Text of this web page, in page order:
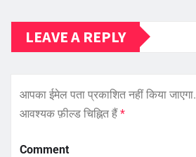
LEAVE A REPLY
आपका ईमेल पता प्रकाशित नहीं किया जाएगा.
आवश्यक फ़ील्ड चिह्नित हैं*
Comment